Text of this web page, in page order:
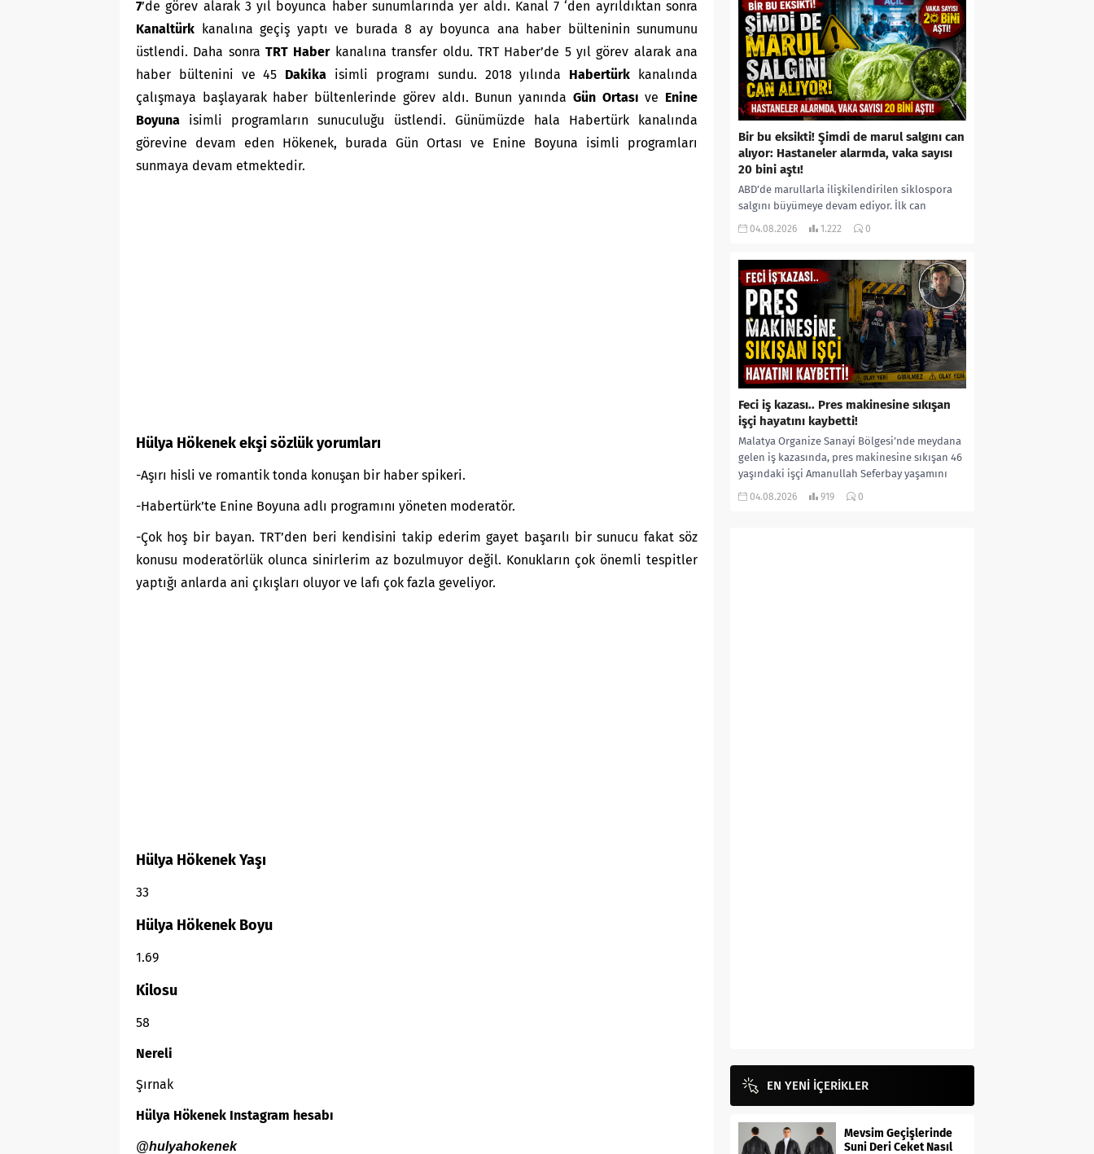
7’de görev alarak 3 yıl boyunca haber sunumlarında yer aldı. Kanal 7 ‘den ayrıldıktan sonra
Kanaltürk kanalına geçiş yaptı ve burada 8 ay boyunca ana haber bülteninin sunumunu
üstlendi. Daha sonraTRT Haberkanalına transfer oldu. TRT Haber’de 5 yıl görev alarak ana
haber bültenini ve 45 Dakika isimli programı sundu. 2018 yılında Habertürk kanalında
çalışmaya başlayarak haber bültenlerinde görev aldı. Bunun yanında Gün Ortası ve Enine
Boyuna isimli programların sunuculuğu üstlendi. Günümüzde hala Habertürk kanalında
görevine devam eden Hökenek, burada Gün Ortası ve Enine Boyuna isimli programları
sunmaya devam etmektedir.
Hülya Hökenek ekşi sözlük yorumları
-Aşırı hisli ve romantik tonda konuşan bir haber spikeri.
-Habertürk’te Enine Boyuna adlı programını yöneten moderatör.
-Çok hoş bir bayan. TRT’den beri kendisini takip ederim gayet başarılı bir sunucu fakat söz
konusu moderatörlük olunca sinirlerim az bozulmuyor değil. Konukların çok önemli tespitler
yaptığı anlarda ani çıkışları oluyor ve lafı çok fazla geveliyor.
Hülya HökenekYaşı
33
Hülya Hökenek Boyu
1.69
Kilosu
58
Nereli
Şırnak
Hülya Hökenek Instagram hesabı
@hulyahokenek
Bir bu eksikti! Şimdi de marul salgını can
alıyor: Hastaneler alarmda, vaka sayısı
20 bini aştı!
ABD’de marullarla ilişkilendirilen siklospora
salgını büyümeye devam ediyor. İlk can
kayıplarının yaşandığı salgında vaka sayısının
04.08.2026 1.222 0
Feci iş kazası.. Pres makinesine sıkışan
işçi hayatını kaybetti!
Malatya Organize Sanayi Bölgesi’nde meydana
gelen iş kazasında, pres makinesine sıkışan 46
yaşındaki işçi Amanullah Seferbay yaşamını
yitirdi. Olayla ilgili...
04.08.2026 919 0
EN YENİ İÇERİKLER
Mevsim Geçişlerinde
Suni Deri Ceket Nasıl